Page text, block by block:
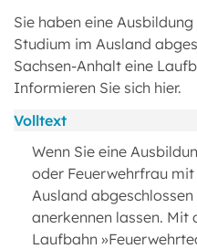
Sie haben eine
Studium im Ausland
Sachsen-Anhalt eine
Informieren Sie sich hier.
Volltext
Wenn Sie eine
oder Feuerwehrfrau
Ausland
anerkennen lassen.
Laufbahn